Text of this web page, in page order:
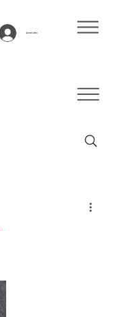
Anmelden